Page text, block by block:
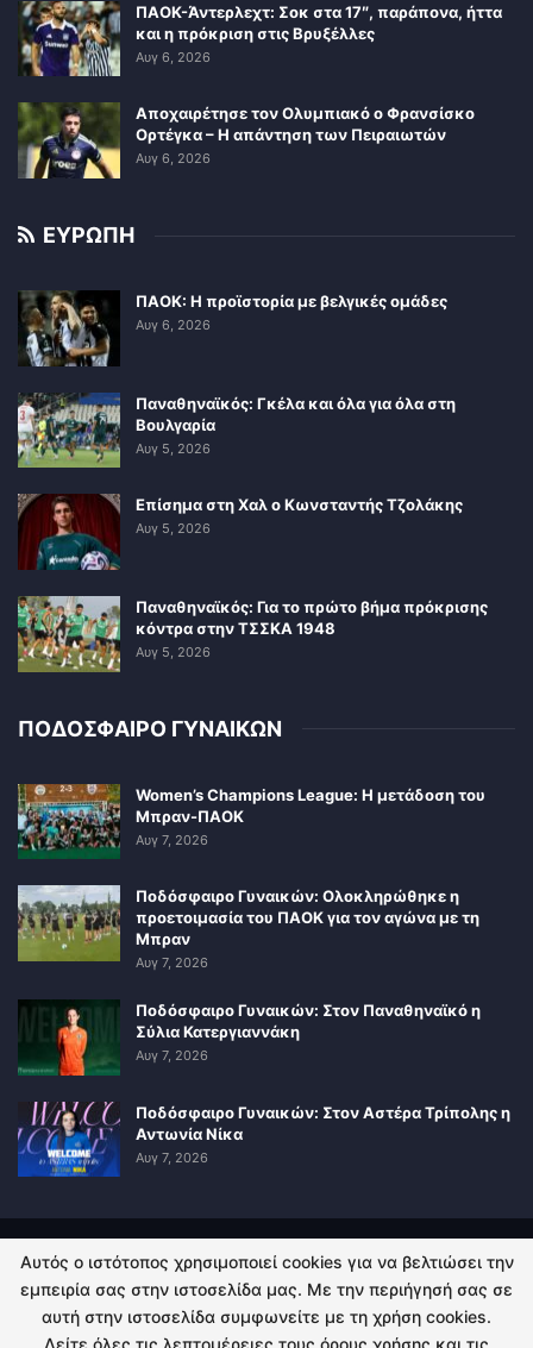
ΠΑΟΚ-Άντερλεχτ: Σοκ στα 17″, παράπονα, ήττα
και η πρόκριση στις Βρυξέλλες
Αυγ 6, 2026
Αποχαιρέτησε τον Ολυμπιακό ο Φρανσίσκο
Ορτέγκα – Η απάντηση των Πειραιωτών
Αυγ 6, 2026
ΕΥΡΩΠΗ
ΠΑΟΚ: Η προϊστορία με βελγικές ομάδες
Αυγ 6, 2026
Παναθηναϊκός: Γκέλα και όλα για όλα στη
Βουλγαρία
Αυγ 5, 2026
Επίσημα στη Χαλ ο Κωνσταντής Τζολάκης
Αυγ 5, 2026
Παναθηναϊκός: Για το πρώτο βήμα πρόκρισης
κόντρα στην ΤΣΣΚΑ 1948
Αυγ 5, 2026
ΠΟΔΟΣΦΑΙΡΟ ΓΥΝΑΙΚΩΝ
Women’s Champions League: Η μετάδοση του
Μπραν-ΠΑΟΚ
Αυγ 7, 2026
Ποδόσφαιρο Γυναικών: Ολοκληρώθηκε η
προετοιμασία του ΠΑΟΚ για τον αγώνα με τη
Μπραν
Αυγ 7, 2026
Ποδόσφαιρο Γυναικών: Στον Παναθηναϊκό η
Σύλια Κατεργιαννάκη
Αυγ 7, 2026
Ποδόσφαιρο Γυναικών: Στον Αστέρα Τρίπολης η
Αντωνία Νίκα
Αυγ 7, 2026
ΠΟΛΙΤΙΚΗ ΑΠΟΡΡΗΤΟΥ ΕΠΙΚΟΙΝΩΝΙΑ
© 2026 - Kingsport.gr. All Rights Reserved.
Αυτός ο ιστότοπος χρησιμοποιεί cookies για να βελτιώσει την
εμπειρία σας στην ιστοσελίδα μας. Με την περιήγησή σας σε
αυτή στην ιστοσελίδα συμφωνείτε με τη χρήση cookies.
Δείτε όλες τις λεπτομέρειες τους όρους χρήσης και τις